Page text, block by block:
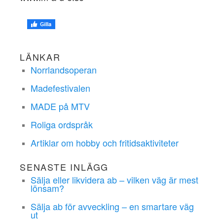
LÄNKAR
Norrlandsoperan
Madefestivalen
MADE på MTV
Roliga ordspråk
Artiklar om hobby och fritidsaktiviteter
SENASTE INLÄGG
Sälja eller likvidera ab – vilken väg är mest
lönsam?
Sälja ab för avveckling – en smartare väg
ut